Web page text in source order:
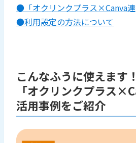
●「オクリンクプラス×Canva
●利用設定の方法について
こんなふうに使えます！
「オクリンクプラス
活用事例をご紹介